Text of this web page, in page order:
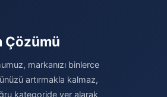
Çözümü
markanızı binlerce
artırmakla kalmaz,
kategoride yer alarak